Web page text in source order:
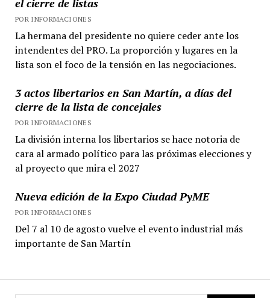
POR INFORMACIONES
La hermana del presidente no quiere ceder ante los
intendentes del PRO. La proporción y lugares en la
lista son el foco de la tensión en las negociaciones.
3 actos libertarios en San Martín, a días del
cierre de la lista de concejales
POR INFORMACIONES
La división interna los libertarios se hace notoria de
cara al armado político para las próximas elecciones y
al proyecto que mira el 2027
Nueva edición de la Expo Ciudad PyME
POR INFORMACIONES
Del 7 al 10 de agosto vuelve el evento industrial más
importante de San Martín